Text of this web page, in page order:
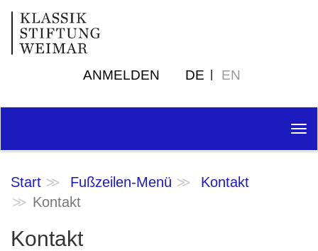
ANMELDEN DE EN
Start Fußzeilen-Menü
Kontakt
Kontakt
Kontakt